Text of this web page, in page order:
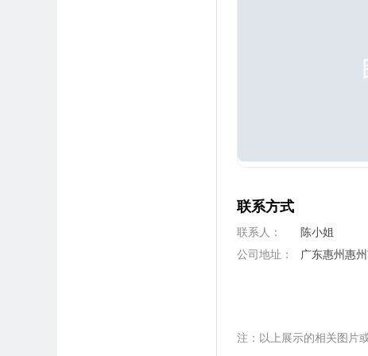
联系方式
联系人：
陈小姐
公司地址：
广东惠州惠
注：以上展示的相关图片